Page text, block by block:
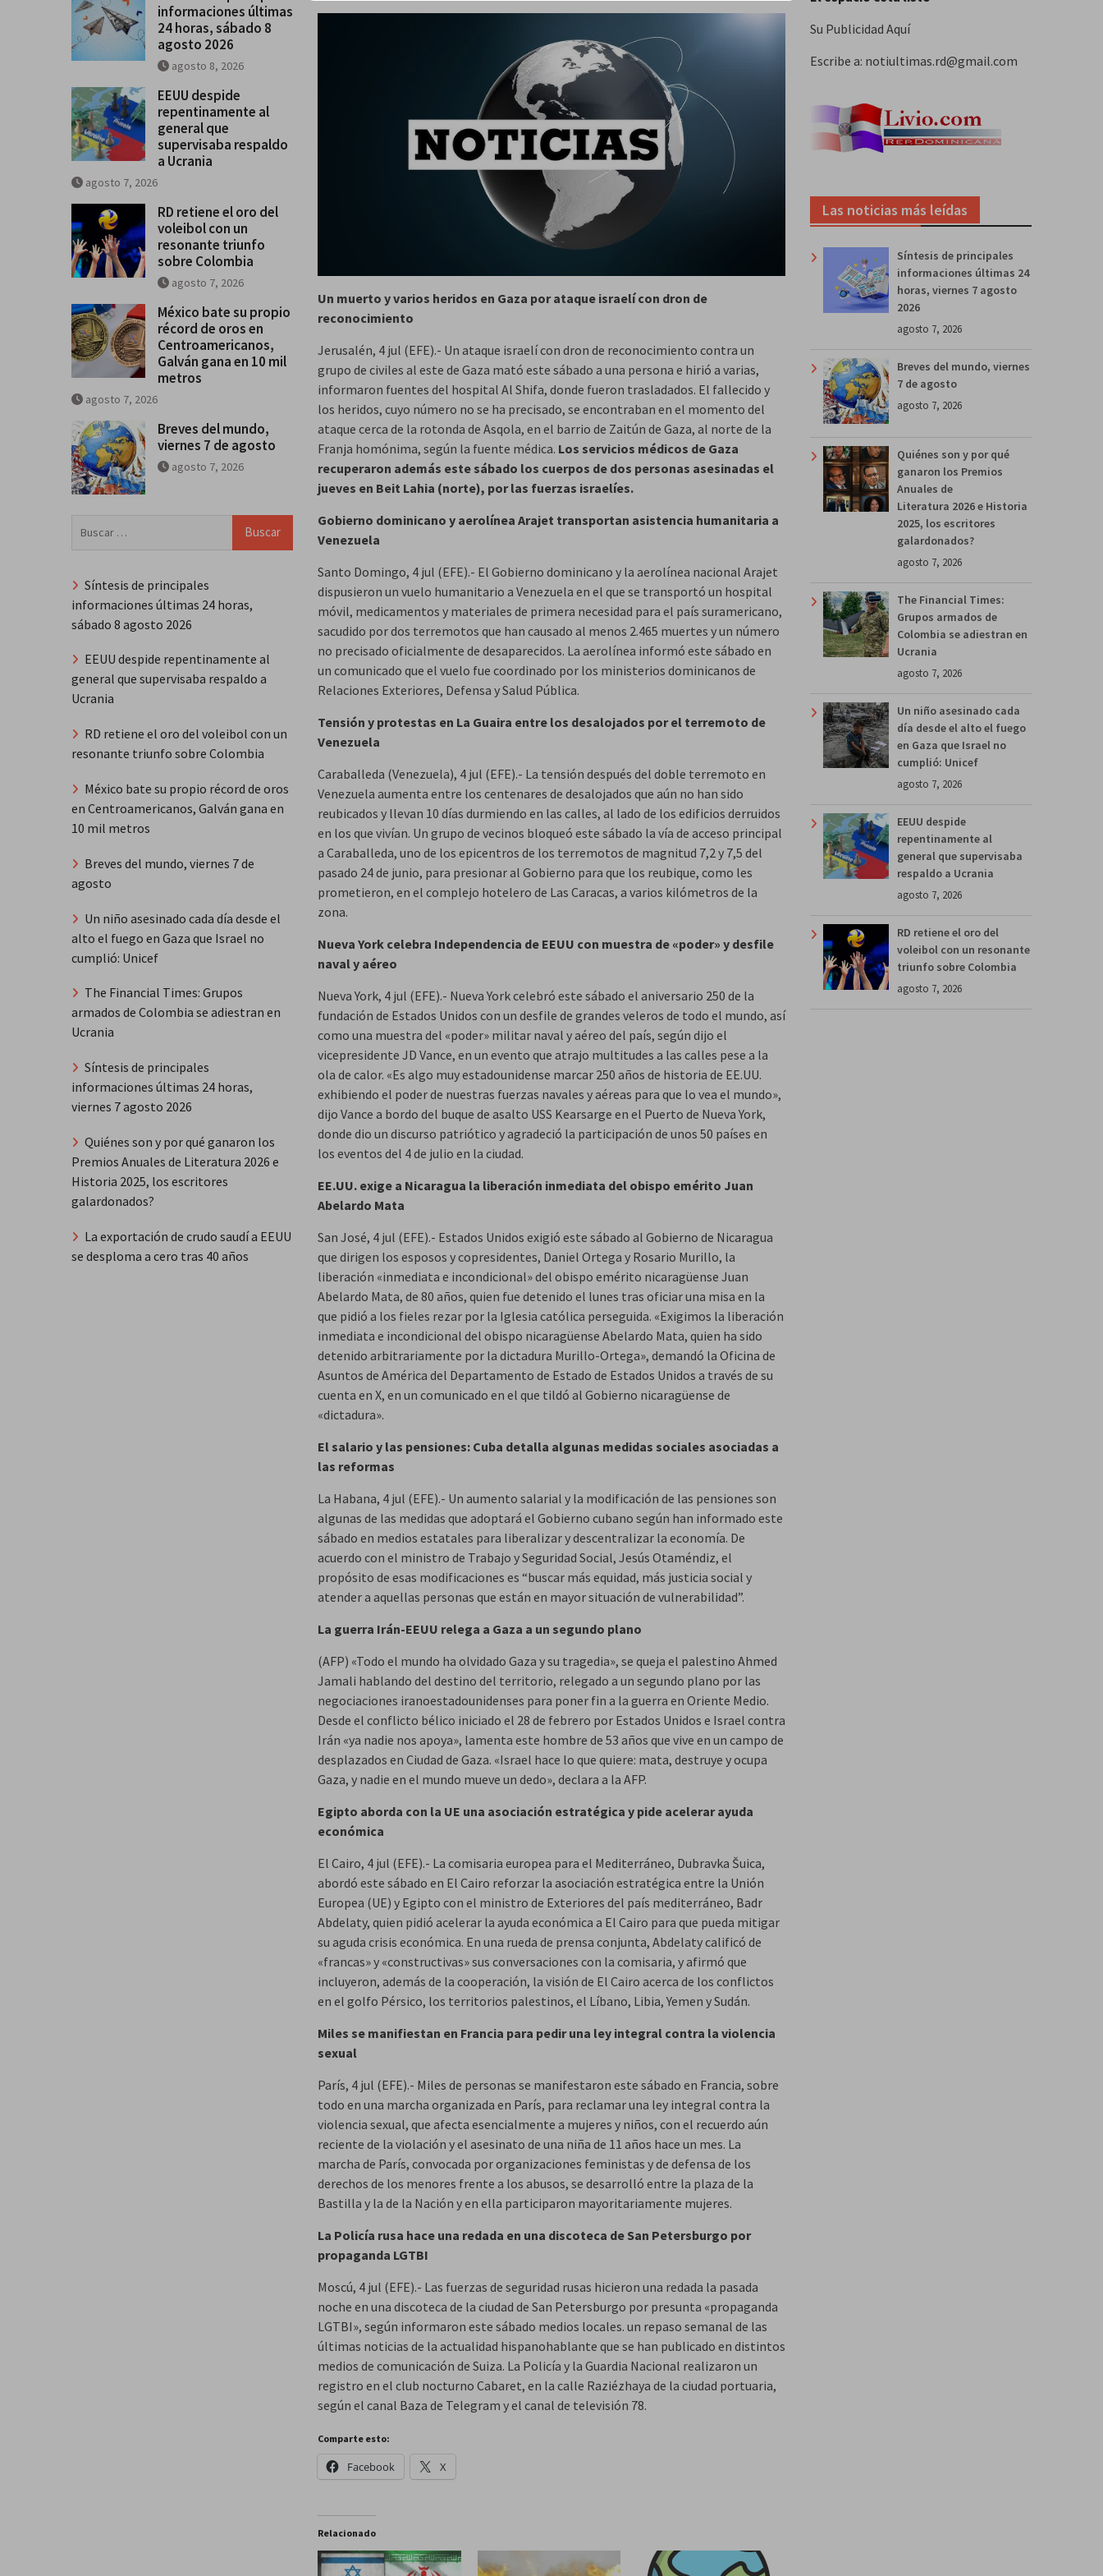
Un muerto y varios heridos en Gaza por ataque israelí con dron de
reconocimiento
Jerusalén, 4 jul (EFE).- Un ataque israelí con dron de reconocimiento contra un
grupo de civiles al este de Gaza mató este sábado a una persona e hirió a varias,
informaron fuentes del hospital Al Shifa, donde fueron trasladados. El fallecido y
los heridos, cuyo número no se ha precisado, se encontraban en el momento del
ataque cerca de la rotonda de Asqola, en el barrio de Zaitún de Gaza, al norte de la
Franja homónima, según la fuente médica. Los servicios médicos de Gaza
recuperaron además este sábado los cuerpos de dos personas asesinadas el
jueves en Beit Lahia (norte), por las fuerzas israelíes.
Gobierno dominicano y aerolínea Arajet transportan asistencia humanitaria a
Venezuela
Santo Domingo, 4 jul (EFE).- El Gobierno dominicano y la aerolínea nacional Arajet
dispusieron un vuelo humanitario a Venezuela en el que se transportó un hospital
móvil, medicamentos y materiales de primera necesidad para el país suramericano,
sacudido por dos terremotos que han causado al menos 2.465 muertes y un número
no precisado oficialmente de desaparecidos. La aerolínea informó este sábado en
un comunicado que el vuelo fue coordinado por los ministerios dominicanos de
Relaciones Exteriores, Defensa y Salud Pública.
Tensión y protestas en La Guaira entre los desalojados por el terremoto de
Venezuela
Caraballeda (Venezuela), 4 jul (EFE).- La tensión después del doble terremoto en
Venezuela aumenta entre los centenares de desalojados que aún no han sido
reubicados y llevan 10 días durmiendo en las calles, al lado de los edificios derruidos
en los que vivían. Un grupo de vecinos bloqueó este sábado la vía de acceso principal
a Caraballeda, uno de los epicentros de los terremotos de magnitud 7,2 y 7,5 del
pasado 24 de junio, para presionar al Gobierno para que los reubique, como les
prometieron, en el complejo hotelero de Las Caracas, a varios kilómetros de la
zona.
Nueva York celebra Independencia de EEUU con muestra de «poder» y desfile
naval y aéreo
Nueva York, 4 jul (EFE).- Nueva York celebró este sábado el aniversario 250 de la
fundación de Estados Unidos con un desfile de grandes veleros de todo el mundo, así
como una muestra del «poder» militar naval y aéreo del país, según dijo el
vicepresidente JD Vance, en un evento que atrajo multitudes a las calles pese a la
ola de calor. «Es algo muy estadounidense marcar 250 años de historia de EE.UU.
exhibiendo el poder de nuestras fuerzas navales y aéreas para que lo vea el mundo»,
dijo Vance a bordo del buque de asalto USS Kearsarge en el Puerto de Nueva York,
donde dio un discurso patriótico y agradeció la participación de unos 50 países en
los eventos del 4 de julio en la ciudad.
EE.UU. exige a Nicaragua la liberación inmediata del obispo emérito Juan
Abelardo Mata
San José, 4 jul (EFE).- Estados Unidos exigió este sábado al Gobierno de Nicaragua
que dirigen los esposos y copresidentes, Daniel Ortega y Rosario Murillo, la
liberación «inmediata e incondicional» del obispo emérito nicaragüense Juan
Abelardo Mata, de 80 años, quien fue detenido el lunes tras oficiar una misa en la
que pidió a los fieles rezar por la Iglesia católica perseguida. «Exigimos la liberación
inmediata e incondicional del obispo nicaragüense Abelardo Mata, quien ha sido
detenido arbitrariamente por la dictadura Murillo-Ortega», demandó la Oficina de
Asuntos de América del Departamento de Estado de Estados Unidos a través de su
cuenta en X, en un comunicado en el que tildó al Gobierno nicaragüense de
«dictadura».
El salario y las pensiones: Cuba detalla algunas medidas sociales asociadas a
las reformas
La Habana, 4 jul (EFE).- Un aumento salarial y la modificación de las pensiones son
algunas de las medidas que adoptará el Gobierno cubano según han informado este
sábado en medios estatales para liberalizar y descentralizar la economía. De
acuerdo con el ministro de Trabajo y Seguridad Social, Jesús Otaméndiz, el
propósito de esas modificaciones es “buscar más equidad, más justicia social y
atender a aquellas personas que están en mayor situación de vulnerabilidad”.
La guerra Irán-EEUU relega a Gaza a un segundo plano
(AFP) «Todo el mundo ha olvidado Gaza y su tragedia», se queja el palestino Ahmed
Jamali hablando del destino del territorio, relegado a un segundo plano por las
negociaciones iranoestadounidenses para poner fin a la guerra en Oriente Medio.
Desde el conflicto bélico iniciado el 28 de febrero por Estados Unidos e Israel contra
Irán «ya nadie nos apoya», lamenta este hombre de 53 años que vive en un campo de
desplazados en Ciudad de Gaza. «Israel hace lo que quiere: mata, destruye y ocupa
Gaza, y nadie en el mundo mueve un dedo», declara a la AFP.
Egipto aborda con la UE una asociación estratégica y pide acelerar ayuda
económica
El Cairo, 4 jul (EFE).- La comisaria europea para el Mediterráneo, Dubravka Šuica,
abordó este sábado en El Cairo reforzar la asociación estratégica entre la Unión
Europea (UE) y Egipto con el ministro de Exteriores del país mediterráneo, Badr
Abdelaty, quien pidió acelerar la ayuda económica a El Cairo para que pueda mitigar
su aguda crisis económica. En una rueda de prensa conjunta, Abdelaty calificó de
«francas» y «constructivas» sus conversaciones con la comisaria, y afirmó que
incluyeron, además de la cooperación, la visión de El Cairo acerca de los conflictos
en el golfo Pérsico, los territorios palestinos, el Líbano, Libia, Yemen y Sudán.
Miles se manifiestan en Francia para pedir una ley integral contra la violencia
sexual
París, 4 jul (EFE).- Miles de personas se manifestaron este sábado en Francia, sobre
todo en una marcha organizada en París, para reclamar una ley integral contra la
violencia sexual, que afecta esencialmente a mujeres y niños, con el recuerdo aún
reciente de la violación y el asesinato de una niña de 11 años hace un mes. La
marcha de París, convocada por organizaciones feministas y de defensa de los
derechos de los menores frente a los abusos, se desarrolló entre la plaza de la
Bastilla y la de la Nación y en ella participaron mayoritariamente mujeres.
La Policía rusa hace una redada en una discoteca de San Petersburgo por
propaganda LGTBI
Moscú, 4 jul (EFE).- Las fuerzas de seguridad rusas hicieron una redada la pasada
noche en una discoteca de la ciudad de San Petersburgo por presunta «propaganda
LGTBI», según informaron este sábado medios locales. un repaso semanal de las
últimas noticias de la actualidad hispanohablante que se han publicado en distintos
medios de comunicación de Suiza. La Policía y la Guardia Nacional realizaron un
registro en el club nocturno Cabaret, en la calle Raziézhaya de la ciudad portuaria,
según el canal Baza de Telegram y el canal de televisión 78.
Comparte esto:
Facebook X
Relacionado
Su Publicidad Aquí
Escribe a: notiultimas.rd@gmail.com
Las noticias más leídas
Síntesis de principales
informaciones últimas 24
horas, viernes 7 agosto
2026
agosto 7, 2026
Breves del mundo, viernes
7 de agosto
agosto 7, 2026
Quiénes son y por qué
ganaron los Premios
Anuales de
Literatura 2026 e Historia
2025, los escritores
galardonados?
agosto 7, 2026
The Financial Times:
Grupos armados de
Colombia se adiestran en
Ucrania
agosto 7, 2026
Un niño asesinado cada
día desde el alto el fuego
en Gaza que Israel no
cumplió: Unicef
agosto 7, 2026
EEUU despide
repentinamente al
general que supervisaba
respaldo a Ucrania
agosto 7, 2026
RD retiene el oro del
voleibol con un resonante
triunfo sobre Colombia
agosto 7, 2026
informaciones últimas
24 horas, sábado 8
agosto 2026
agosto 8, 2026
EEUU despide
repentinamente al
general que
supervisaba respaldo
a Ucrania
agosto 7, 2026
RD retiene el oro del
voleibol con un
resonante triunfo
sobre Colombia
agosto 7, 2026
México bate su propio
récord de oros en
Centroamericanos,
Galván gana en 10 mil
metros
agosto 7, 2026
Breves del mundo,
viernes 7 de agosto
agosto 7, 2026
Síntesis de principales
informaciones últimas 24 horas,
sábado 8 agosto 2026
EEUU despide repentinamente al
general que supervisaba respaldo a
Ucrania
RD retiene el oro del voleibol con un
resonante triunfo sobre Colombia
México bate su propio récord de oros
en Centroamericanos, Galván gana en
10 mil metros
Breves del mundo, viernes 7 de
agosto
Un niño asesinado cada día desde el
alto el fuego en Gaza que Israel no
cumplió: Unicef
The Financial Times: Grupos
armados de Colombia se adiestran en
Ucrania
Síntesis de principales
informaciones últimas 24 horas,
viernes 7 agosto 2026
Quiénes son y por qué ganaron los
Premios Anuales de Literatura 2026 e
Historia 2025, los escritores
galardonados?
La exportación de crudo saudí a EEUU
se desploma a cero tras 40 años